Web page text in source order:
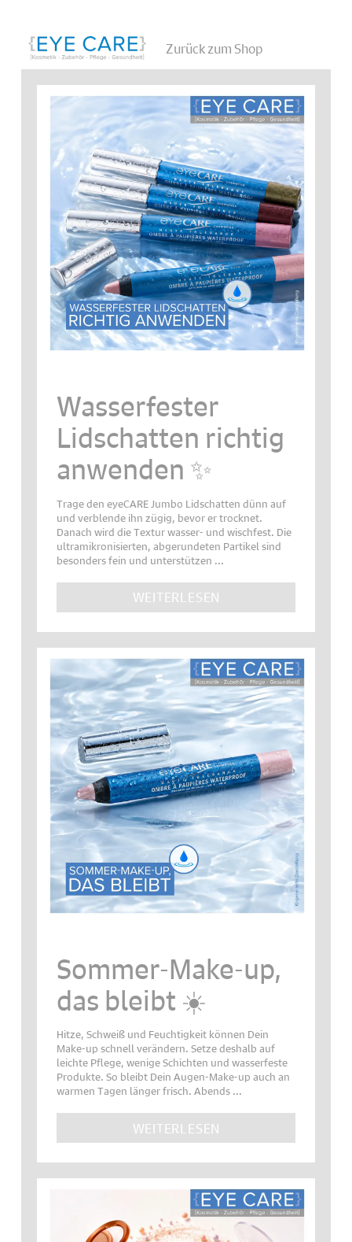
Zurück zum Shop
Wasserfester
Lidschatten richtig
anwenden ✨
Trage den eyeCARE Jumbo Lidschatten dünn auf
und verblende ihn zügig, bevor er trocknet.
Danach wird die Textur wasser- und wischfest. Die
ultramikronisierten, abgerundeten Partikel sind
besonders fein und unterstützen ...
WEITERLESEN
Sommer-Make-up,
das bleibt ☀️
Hitze, Schweiß und Feuchtigkeit können Dein
Make-up schnell verändern. Setze deshalb auf
leichte Pflege, wenige Schichten und wasserfeste
Produkte. So bleibt Dein Augen-Make-up auch an
warmen Tagen länger frisch. Abends ...
WEITERLESEN